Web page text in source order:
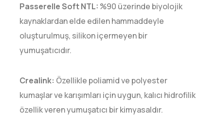
Passerelle Soft NTL: %90 üzerinde biyolojik
kaynaklardan elde edilen hammaddeyle
oluşturulmuş, silikon içermeyen bir
yumuşatıcıdır.
Crealink: Özellikle poliamid ve polyester
kumaşlar ve karışımları için uygun, kalıcı hidrofilik
özellik veren yumuşatıcı bir kimyasaldır.